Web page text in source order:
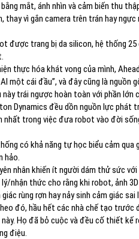
mắt, ánh nhìn và cảm biến thu
thay vì gắn camera trên trán hay
được trang bị da silicon, hệ thống
thực hóa khát vong của mình,
một cái đầu”, và đây cũng là nguồn
này trái ngược hoàn toàn với phần lớn
Dynamics đều dồn nguồn lực phát
nhất trong việc đưa robot vào đời
có khả năng tự học biểu cảm
hảo.
nhân khiến ít người dám thử sức
nhận thức cho rằng khi robot, ảnh
giác rùng rợn hay nảy sinh cảm giác
đó, hầu hết các nhà chế tạo
này. Họ đã bỏ cuộc và đều cố thiết
điệu.